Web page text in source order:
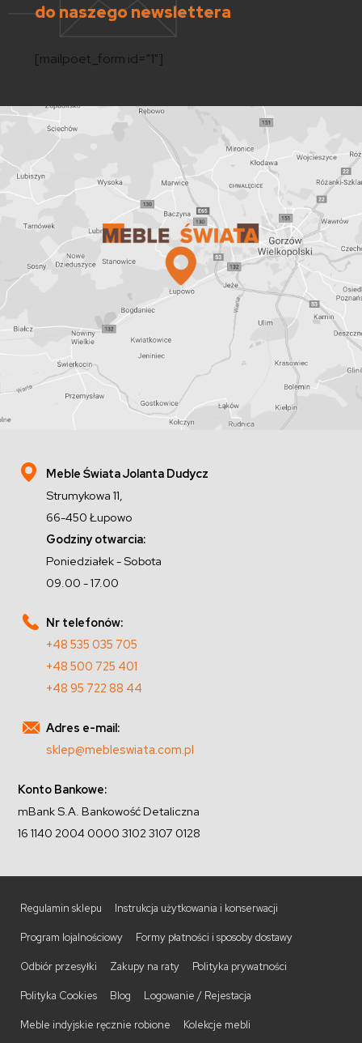
do naszego newslettera
[mailpoet_form id="1"]
Meble Świata Jolanta Dudycz
Strumykowa 11,
66-450 Łupowo
Godziny otwarcia:
Poniedziałek - Sobota
09.00 - 17.00
Nr telefonów:
+48 535 035 705
+48 500 725 401
+48 95 722 88 44
Adres e-mail:
sklep@mebleswiata.com.pl
Konto Bankowe:
mBank S.A. Bankowość Detaliczna
16 1140 2004 0000 3102 3107 0128
Regulamin sklepu Instrukcja użytkowania i konserwacji
Program lojalnościowy Formy płatności i sposoby dostawy
Odbiór przesyłki Zakupy na raty Polityka prywatności
Polityka Cookies Blog Logowanie / Rejestacja
Meble indyjskie ręcznie robione Kolekcje mebli